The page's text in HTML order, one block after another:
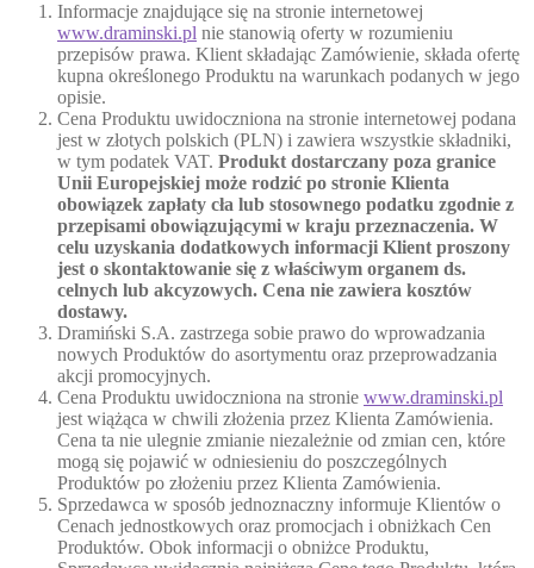
Informacje znajdujące się na stronie internetowej
www.draminski.pl nie stanowią oferty w rozumieniu
przepisów prawa. Klient składając Zamówienie, składa ofertę
kupna określonego Produktu na warunkach podanych w jego
opisie.
Cena Produktu uwidoczniona na stronie internetowej podana
jest w złotych polskich (PLN) i zawiera wszystkie składniki,
w tym podatek VAT. Produkt dostarczany poza granice
Unii Europejskiej może rodzić po stronie Klienta
obowiązek zapłaty cła lub stosownego podatku zgodnie z
przepisami obowiązującymi w kraju przeznaczenia. W
celu uzyskania dodatkowych informacji Klient proszony
jest o skontaktowanie się z właściwym organem ds.
celnych lub akcyzowych. Cena nie zawiera kosztów
dostawy.
Dramiński S.A. zastrzega sobie prawo do wprowadzania
nowych Produktów do asortymentu oraz przeprowadzania
akcji promocyjnych.
Cena Produktu uwidoczniona na stronie www.draminski.pl
jest wiążąca w chwili złożenia przez Klienta Zamówienia.
Cena ta nie ulegnie zmianie niezależnie od zmian cen, które
mogą się pojawić w odniesieniu do poszczególnych
Produktów po złożeniu przez Klienta Zamówienia.
Sprzedawca w sposób jednoznaczny informuje Klientów o
Cenach jednostkowych oraz promocjach i obniżkach Cen
Produktów. Obok informacji o obniżce Produktu,